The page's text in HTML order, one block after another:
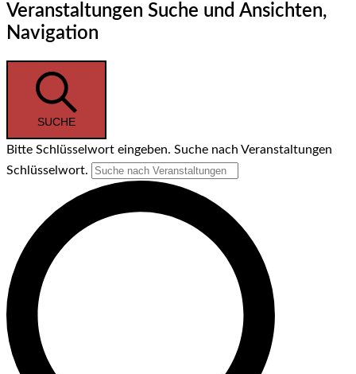
Veranstaltungen Suche und Ansichten,
Navigation
SUCHE
Bitte Schlüsselwort eingeben. Suche nach Veranstaltungen
Schlüsselwort.